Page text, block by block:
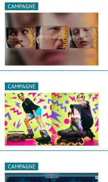
CAMPAGNE
CAMPAGNE
CAMPAGNE